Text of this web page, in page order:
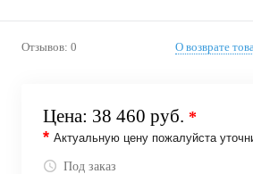
Отзывов: 0 О возврате
Цена: 38 460 руб. *
* Актуальную цену пожалуйста
Под заказ